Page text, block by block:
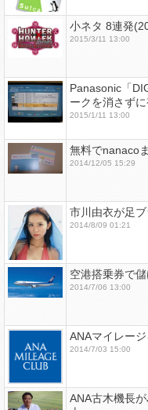
小ネタ 8連発
2015/3/11 13:00
Panasonic「
ークを消さず
2015/1/11 13:00
無料でnanaco
2014/12/05 15:29
市川由衣が足
2014/8/09 01:21
空港搭乗券で
2014/7/06 13:00
ANAマイレー
2014/7/03 15:00
ANA古木機長